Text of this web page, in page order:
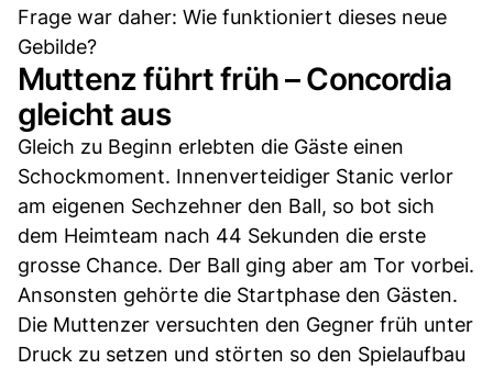
Frage war daher: Wie funktioniert dieses neue
Gebilde?
Muttenz führt früh – Concordia
gleicht aus
Gleich zu Beginn erlebten die Gäste einen
Schockmoment. Innenverteidiger Stanic verlor
am eigenen Sechzehner den Ball, so bot sich
dem Heimteam nach 44 Sekunden die erste
grosse Chance. Der Ball ging aber am Tor vorbei.
Ansonsten gehörte die Startphase den Gästen.
Die Muttenzer versuchten den Gegner früh unter
Druck zu setzen und störten so den Spielaufbau